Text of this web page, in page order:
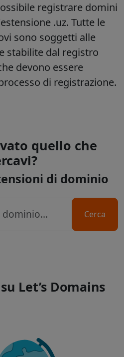
registrare domini
.uz. Tutte le
sono soggetti alle
stabilite dal registro
devono essere
di registrazione.
quello che
di dominio
Cerca